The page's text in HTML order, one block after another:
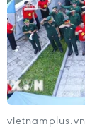
vietnamplus.vn